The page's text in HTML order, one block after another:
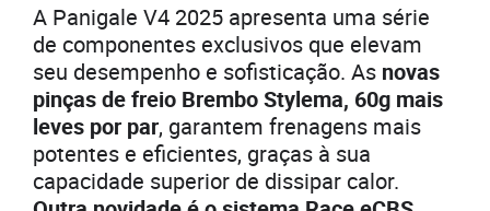
A Panigale V4 2025 apresenta uma série
de componentes exclusivos que elevam
seu desempenho e sofisticação. As novas
pinças de freio Brembo Stylema, 60g mais
leves por par, garantem frenagens mais
potentes e eficientes, graças à sua
capacidade superior de dissipar calor.